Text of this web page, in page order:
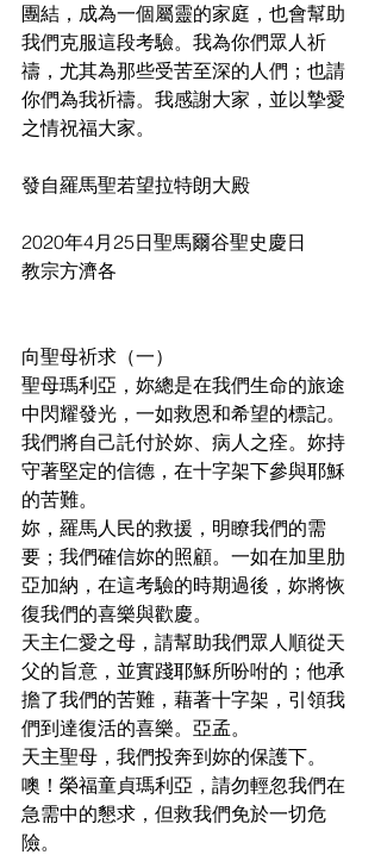
團結，成為一個屬靈的家庭，也會幫助
我們克服這段考驗。我為你們眾人祈
禱，尤其為那些受苦至深的人們；也請
你們為我祈禱。我感謝大家，並以摯愛
之情祝福大家。
發自羅馬聖若望拉特朗大殿
2020年4月25日聖馬爾谷聖史慶日
教宗方濟各
向聖母祈求（一）
聖母瑪利亞，妳總是在我們生命的旅途
中閃耀發光，一如救恩和希望的標記。
我們將自己託付於妳、病人之痊。妳持
守著堅定的信德，在十字架下參與耶穌
的苦難。
妳，羅馬人民的救援，明瞭我們的需
要；我們確信妳的照顧。一如在加里肋
亞加納，在這考驗的時期過後，妳將恢
復我們的喜樂與歡慶。
天主仁愛之母，請幫助我們眾人順從天
父的旨意，並實踐耶穌所吩咐的；他承
擔了我們的苦難，藉著十字架，引領我
們到達復活的喜樂。亞孟。
天主聖母，我們投奔到妳的保護下。
噢！榮福童貞瑪利亞，請勿輕忽我們在
急需中的懇求，但救我們免於一切危
險。